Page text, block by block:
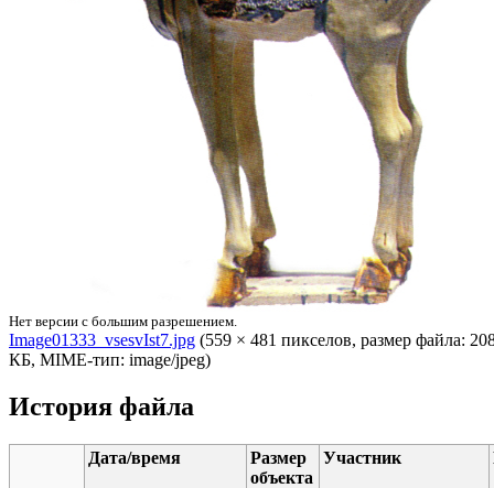
Нет версии с большим разрешением.
Image01333_vsesvIst7.jpg (559 × 481 пикселов, размер файла:
КБ, MIME-тип: image/jpeg)
История файла
Дата/время
Размер
объекта
Участник